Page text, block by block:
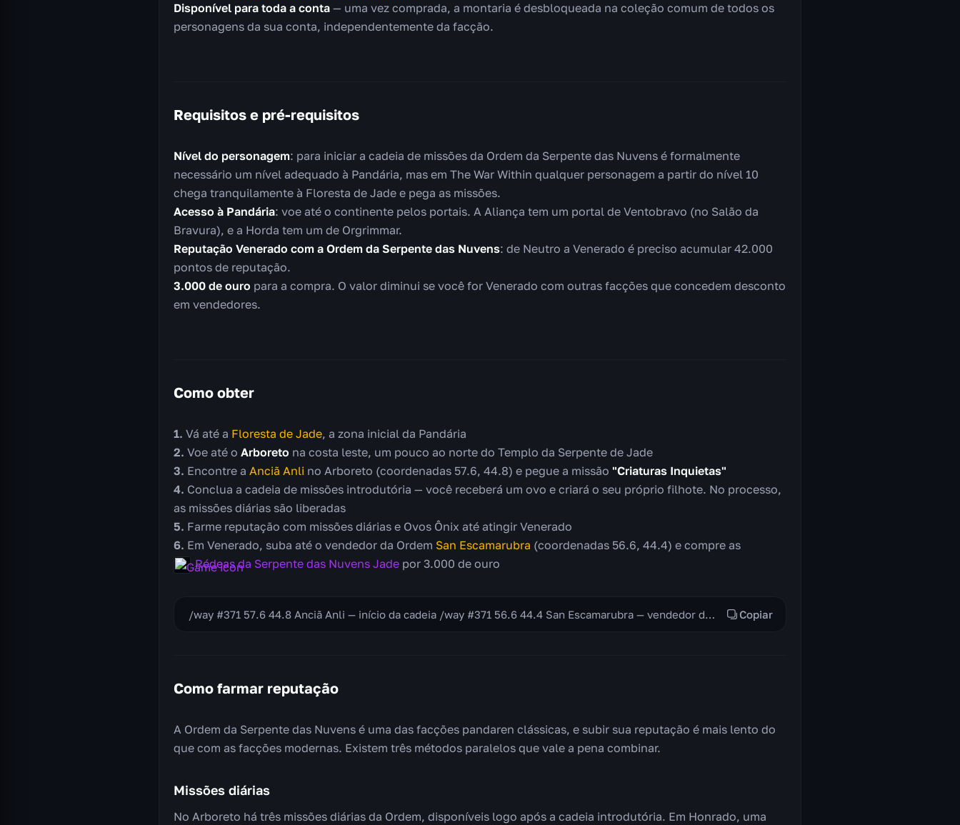
Disponível para toda a conta — uma vez comprada, a montaria é desbloqueada na coleção comum de todos os
personagens da sua conta, independentemente da facção.
Requisitos e pré-requisitos
Nível do personagem: para iniciar a cadeia de missões da Ordem da Serpente das Nuvens é formalmente
necessário um nível adequado à Pandária, mas em The War Within qualquer personagem a partir do nível 10
chega tranquilamente à Floresta de Jade e pega as missões.
Acesso à Pandária: voe até o continente pelos portais. A Aliança tem um portal de Ventobravo (no Salão da
Bravura), e a Horda tem um de Orgrimmar.
Reputação Venerado com a Ordem da Serpente das Nuvens: de Neutro a Venerado é preciso acumular 42.000
pontos de reputação.
3.000 de ouro para a compra. O valor diminui se você for Venerado com outras facções que concedem desconto
em vendedores.
Como obter
Vá até a Floresta de Jade, a zona inicial da Pandária
Voe até o Arboreto na costa leste, um pouco ao norte do Templo da Serpente de Jade
Encontre a Anciã Anli no Arboreto (coordenadas 57.6, 44.8) e pegue a missão "Criaturas Inquietas"
Conclua a cadeia de missões introdutória — você receberá um ovo e criará o seu próprio filhote. No processo,
as missões diárias são liberadas
Farme reputação com missões diárias e Ovos Ônix até atingir Venerado
Em Venerado, suba até o vendedor da Ordem San Escamarubra (coordenadas 56.6, 44.4) e compre as
Rédeas da Serpente das Nuvens Jade por 3.000 de ouro
/way #371 57.6 44.8 Anciã Anli — início da cadeia /way #371 56.6 44.4 San Escamarubra — vendedor de montarias Copiar
Como farmar reputação
A Ordem da Serpente das Nuvens é uma das facções pandaren clássicas, e subir sua reputação é mais lento do
que com as facções modernas. Existem três métodos paralelos que vale a pena combinar.
Missões diárias
No Arboreto há três missões diárias da Ordem, disponíveis logo após a cadeia introdutória. Em Honrado, uma